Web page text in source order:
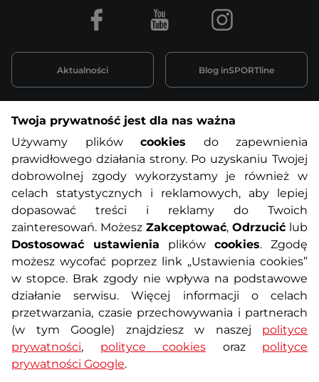
Informacje o zakupach
O nas Regulamin sklepu
Polityka prywatności Koszty przesyłek
Metody płatności Program lojalnościowy
Usługi dodatkowe Reklamacje i serwis
Formularz kontaktowy Wyposażenie siłowni
Aktualności Blog inSPORTline
Facebook Youtube Instagram
Twoja prywatność jest dla nas ważna
Używamy plików cookies do zapewnienia
prawidłowego działania strony. Po uzyskaniu Twojej
dobrowolnej zgody wykorzystamy je również w
celach statystycznych i reklamowych, aby lepiej
dopasować treści i reklamy do Twoich
zainteresowań. Możesz Zakceptować, Odrzucić lub
Dostosować ustawienia plików cookies. Zgodę
możesz wycofać poprzez link „Ustawienia cookies”
w stopce. Brak zgody nie wpływa na podstawowe
działanie serwisu. Więcej informacji o celach
przetwarzania, czasie przechowywania i partnerach
(w tym Google) znajdziesz w naszej polityce
prywatności, polityce cookies oraz polityce
prywatności Google.